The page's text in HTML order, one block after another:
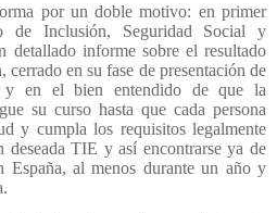
por un doble motivo: en primer
de Inclusión, Seguridad Social y
detallado informe sobre el resultado
en su fase de presentación de
en el bien entendido de que la
su curso hasta que cada persona
y cumpla los requisitos legalmente
deseada TIE y así encontrarse ya de
España, al menos durante un año y